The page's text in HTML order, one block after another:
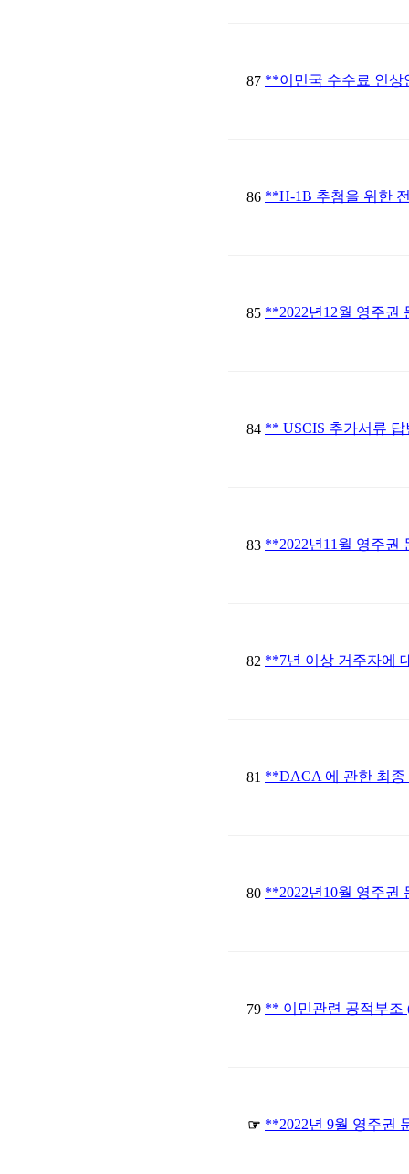
87 **이민국 수수료 인상
86 **H-1B 추첨을 위한
85 **2022년12월 영주권
84 ** USCIS 추가서류
83 **2022년11월 영주권
82 **7년 이상 거주자에
81 **DACA 에 관한 최
80 **2022년10월 영주권
79 ** 이민관련 공적부조
☞ **2022년 9월 영주권